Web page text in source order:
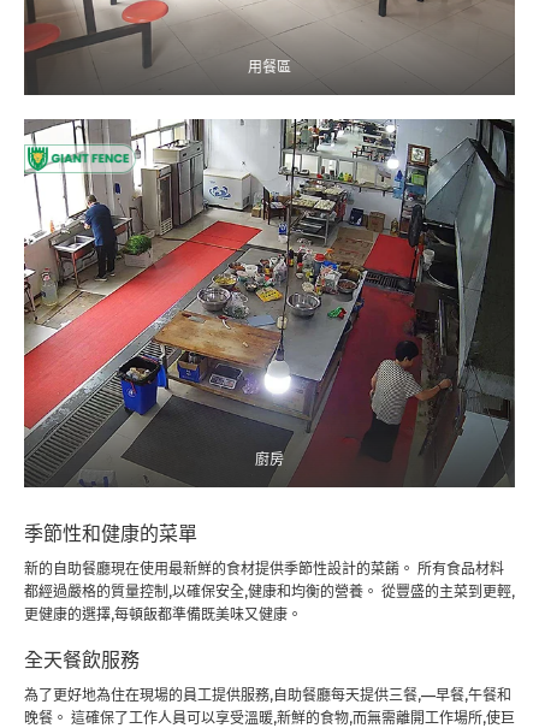
用餐區
廚房
季節性和健康的菜單
新的自助餐廳現在使用最新鮮的食材提供季節性設計的菜餚。 所有食品材料
都經過嚴格的質量控制,以確保安全,健康和均衡的營養。 從豐盛的主菜到更輕,
更健康的選擇,每頓飯都準備既美味又健康。
全天餐飲服務
為了更好地為住在現場的員工提供服務,自助餐廳每天提供三餐,—早餐,午餐和
晚餐。 這確保了工作人員可以享受溫暖,新鮮的食物,而無需離開工作場所,使巨